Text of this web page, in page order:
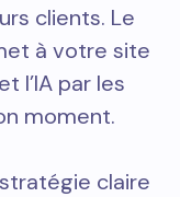
clients. Le
à votre site
l’IA par les
moment.
claire